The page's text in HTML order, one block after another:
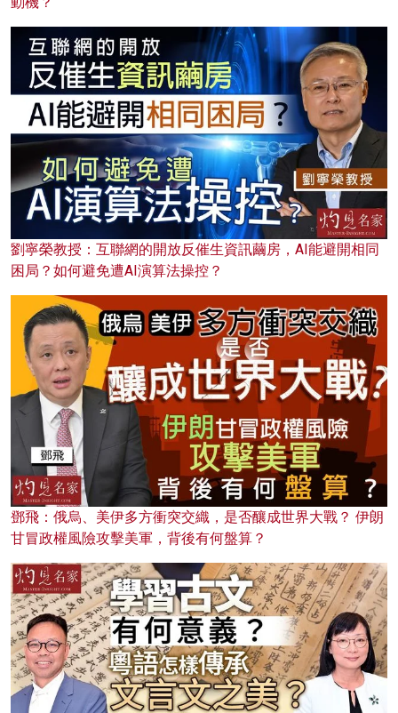
劉寧榮教授：互聯網的開放反催生資訊繭房，AI能避開相同
困局？如何避免遭AI演算法操控？
鄧飛：俄烏、美伊多方衝突交織，是否釀成世界大戰？ 伊朗
甘冒政權風險攻擊美軍，背後有何盤算？